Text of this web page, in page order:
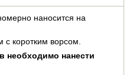
наносится на
с коротким ворсом.
необходимо нанести